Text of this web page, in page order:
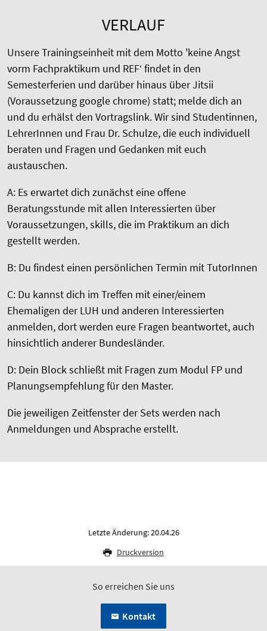
VERLAUF
Unsere Trainingseinheit mit dem Motto 'keine Angst
vorm Fachpraktikum und REF‘ findet in den
Semesterferien und darüber hinaus über Jitsii
(Voraussetzung google chrome) statt; melde dich an
und du erhälst den Vortragslink. Wir sind Studentinnen,
LehrerInnen und Frau Dr. Schulze, die euch individuell
beraten und Fragen und Gedanken mit euch
austauschen.
A: Es erwartet dich zunächst eine offene
Beratungsstunde mit allen Interessierten über
Voraussetzungen, skills, die im Praktikum an dich
gestellt werden.
B: Du findest einen persönlichen Termin mit TutorInnen
C: Du kannst dich im Treffen mit einer/einem
Ehemaligen der LUH und anderen Interessierten
anmelden, dort werden eure Fragen beantwortet, auch
hinsichtlich anderer Bundesländer.
D: Dein Block schließt mit Fragen zum Modul FP und
Planungsempfehlung für den Master.
Die jeweiligen Zeitfenster der Sets werden nach
Anmeldungen und Absprache erstellt.
Letzte Änderung: 20.04.26
Druckversion
So erreichen Sie uns
Kontakt